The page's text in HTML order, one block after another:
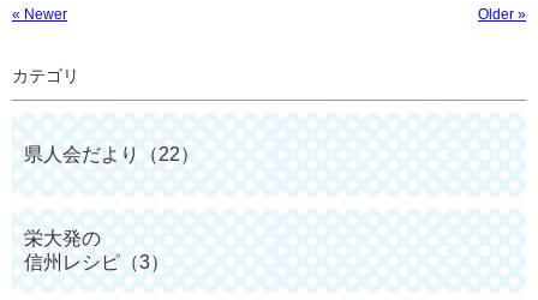
« Newer Older »
カテゴリ
県人会だより（22）
栄大発の
信州レシピ（3）